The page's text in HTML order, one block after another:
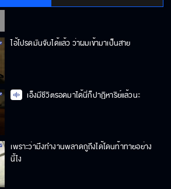
ไอ้โปรดมันจับได้แล้ว ว่าผมเข้ามาเป็นสาย
เอ็งมีชีวิตรอดมาได้นี่ก็ปาฏิหาริย์แล้วนะ
เพราะว่ามึงทำงานพลาดกูถึงได้โดนท้าทายอย่าง
นี้ไง